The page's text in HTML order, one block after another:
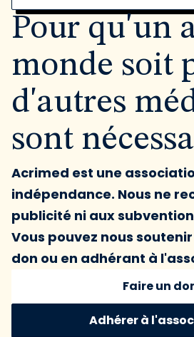
Pour qu'un
monde soit
d'autres
sont
Acrimed est une
indépendance. Nous ne
publicité ni aux
Vous pouvez nous
don ou en adhérant à
Faire un
Adhérer à